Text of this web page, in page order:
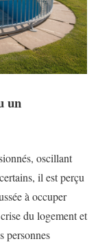
un
oscillant
il est perçu
à occuper
du logement et
personnes